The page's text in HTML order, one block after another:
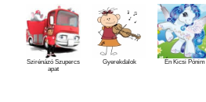
Szirénázó Szupercs
apat
Gyerekdalok Én Kicsi Pónim